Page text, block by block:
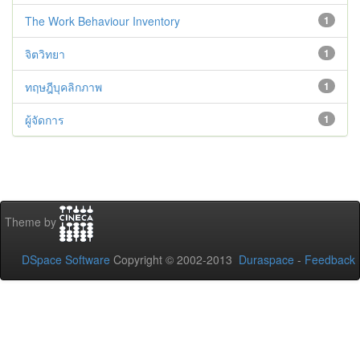
1
The Work Behaviour Inventory
1
จิตวิทยา
1
ทฤษฎีบุคลิกภาพ
1
ผู้จัดการ
Theme by
DSpace Software Copyright © 2002-2013 Duraspace - Feedback